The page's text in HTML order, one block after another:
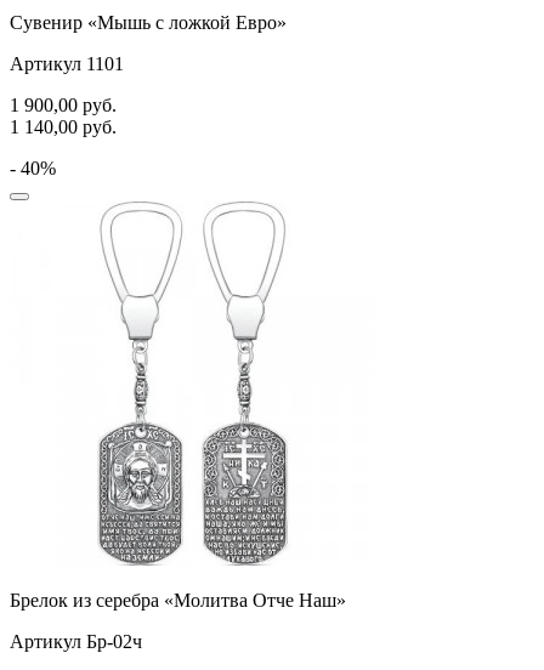
Сувенир «Мышь с ложкой Евро»
Артикул 1101
1 900,00 руб.
1 140,00 руб.
- 40%
Брелок из серебра «Молитва Отче Наш»
Артикул Бр-02ч